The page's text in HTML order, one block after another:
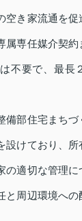
空き家流通を
属専任媒介契
不要で、最長
備部住宅まち
設けており、
の適切な管理
と周辺環境へ